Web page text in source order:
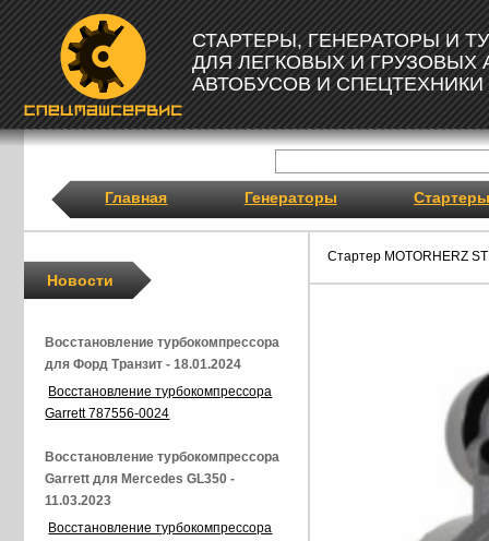
СТАРТЕРЫ, ГЕНЕРАТОРЫ И
ДЛЯ ЛЕГКОВЫХ И ГРУЗОВЫХ
АВТОБУСОВ И СПЕЦТЕХНИКИ
Главная Генераторы Стартеры
Стартер MOTORHERZ
Новости
Восстановление турбокомпрессора
для Форд Транзит - 18.01.2024
Восстановление турбокомпрессора
Garrett 787556-0024
Восстановление турбокомпрессора
Garrett для Mercedes GL350 -
11.03.2023
Восстановление турбокомпрессора